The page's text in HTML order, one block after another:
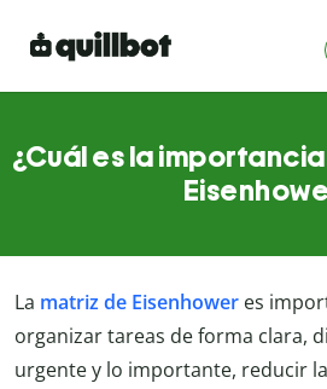
¿Cuál es la
La matriz de Eisenhower es
organizar tareas de forma clara,
urgente y lo importante, reducir